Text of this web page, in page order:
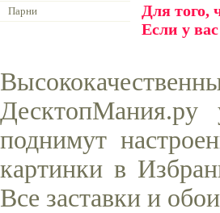
Парни
Для того,
Если у
ДесктопМания.ру
поднимут
картинки в
Все заставки и